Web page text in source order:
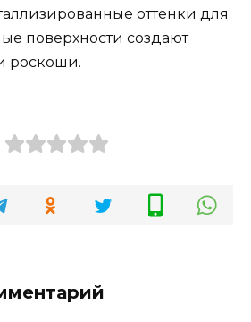
оттенки для
поверхности создают
роскоши.